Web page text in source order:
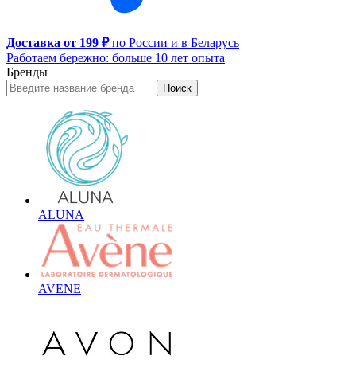
Доставка от 199 ₽по России и в Беларусь
Работаем бережно: больше 10 лет опыта
Бренды
Поиск
ALUNA
AVENE